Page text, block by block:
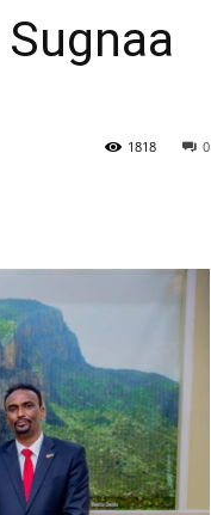
Newspaper
0
1818